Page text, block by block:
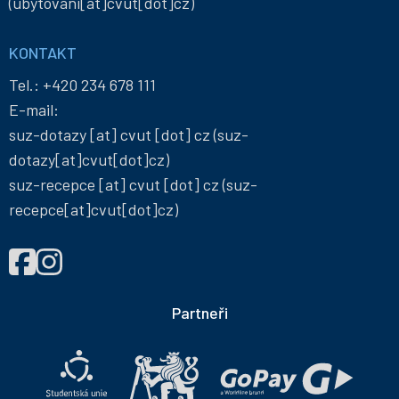
KONTAKT
Tel.: +420 234 678 111
E-mail:
suz-dotazy[at] cvut [dot] cz(suz-
dotazy[at]cvut[dot]cz)
suz-recepce [at] cvut [dot] cz(suz-
recepce[at]cvut[dot]cz)
NAJDETE
NÁS
Správa
Facebooku
Správa
Instagramu
Partneři